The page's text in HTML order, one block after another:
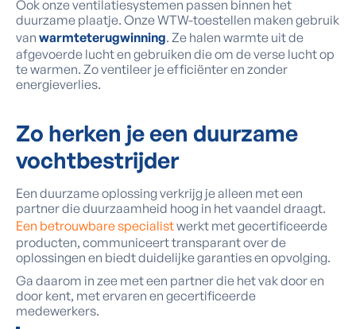
Ook onze ventilatiesystemen passen binnen het
duurzame plaatje. Onze WTW-toestellen maken gebruik
van warmteterugwinning. Ze halen warmte uit de
afgevoerde lucht en gebruiken die om de verse lucht op
te warmen. Zo ventileer je efficiënter en zonder
energieverlies.
Zo herken je een duurzame
vochtbestrijder
Een duurzame oplossing verkrijg je alleen met een
partner die duurzaamheid hoog in het vaandel draagt.
Een betrouwbare specialistwerkt met gecertificeerde
producten, communiceert transparant over de
oplossingen en biedt duidelijke garanties en opvolging.
Ga daarom in zee met een partner die het vak door en
door kent, met ervaren en gecertificeerde
medewerkers.